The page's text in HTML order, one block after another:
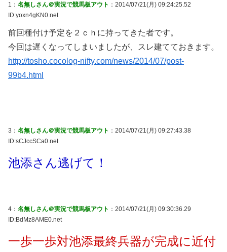
1： 名無しさん＠実況で競馬板アウト ：2014/07/21(月) 09:24:25.52
ID:yoxn4gKN0.net
前回種付け予定を２ｃｈに持ってきた者です。
今回は遅くなってしまいましたが、スレ建てておきます。
http://tosho.cocolog-nifty.com/news/2014/07/post-
99b4.html
3： 名無しさん＠実況で競馬板アウト ：2014/07/21(月) 09:27:43.38
ID:sCJccSCa0.net
池添さん逃げて！
4： 名無しさん＠実況で競馬板アウト ：2014/07/21(月) 09:30:36.29
ID:BdMz8AME0.net
一歩一歩対池添最終兵器が完成に近付